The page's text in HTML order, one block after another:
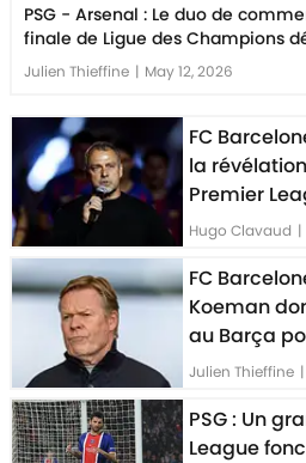
PSG - Arsenal : Le duo de
finale de Ligue des Champions
Julien Thieffine | May 12, 2026
FC
la
Premier
Hugo Clavaud |
FC
Koeman
au Barça
Julien Thieffine |
PSG : Un
League